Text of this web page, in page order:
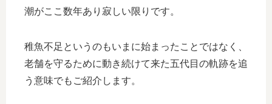
潮がここ数年あり寂しい限りです。
稚魚不足というのもいまに始まったことではなく、
老舗を守るために動き続けて来た五代目の軌跡を追
う意味でもご紹介します。